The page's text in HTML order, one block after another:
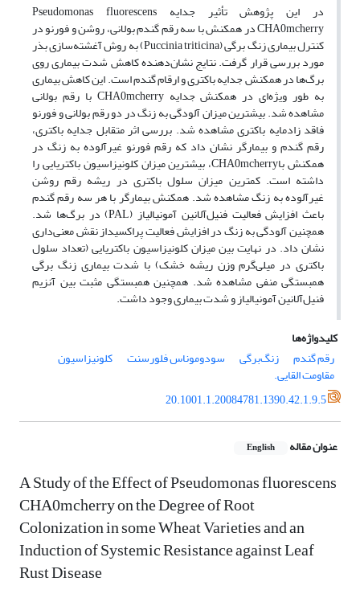
در این پژوهش تأثیر جدایه Pseudomonas fluorescens
CHA0mcherry در همکنش با سه رقم گندم بولانی، روشن و فورنو در
کنترل بیماری زنگ برگی (Puccinia triticina) به روش آغشته‌سازی بذر
مورد بررسی قرار گرفت. نتایج نشان‌دهنده کاهش شدت بیماری روی
برگ‌ها در همکنش جدایه باکتری و ارقام گندم است. این کاهش بیماری
به طور ویژه‌ای در همکنش جدایه CHA0mcherry با رقم بولانی
مشاهده شد. بیشترین میزان آلودگی به زنگ در دو رقم بولانی و فورنو
فاقد زادمایه باکتری مشاهده شد. بررسی اثر متقابل جدایه باکتری،
رقم گندم و بیمارگر نشان داد که رقم فورنو غیرآلوده به زنگ در
همکنش باCHA0mcherry، بیشترین میزان کلونیزاسیون باکتریایی را
داشته است. کمترین میزان سلول باکتری در ریشه رقم روشن
غیرآلوده به زنگ مشاهده شد. همکنش بیمارگر با هر سه رقم گندم
باعث افزایش فعالیت فنیل‌آلانین آمونیالیاز (PAL) در برگ‌ها شد.
همچنین آلودگی به زنگ در افزایش فعالیت پراکسیداز نقش معنی‌داری
نشان داد. در نهایت بین میزان کلونیزاسیون باکتریایی (تعداد سلول
باکتری در میلی‌گرم وزن ریشه خشک) با شدت بیماری زنگ برگی
همبستگی منفی مشاهده شد. همچنین همبستگی مثبت بین آنزیم
فنیل‌آلانین آمونیالیاز و شدت بیماری وجود داشت.
کلیدواژه‌ها
رقم گندم
زنگ‌برگی سودوموناس فلورسنت کلونیزاسیون
مقاومت القایی.
20.1001.1.20084781.1390.42.1.9.5
عنوان مقاله English
A Study of the Effect of Pseudomonas fluorescens
CHA0mcherry on the Degree of Root
Colonization in some Wheat Varieties and an
Induction of Systemic Resistance against Leaf
Rust Disease